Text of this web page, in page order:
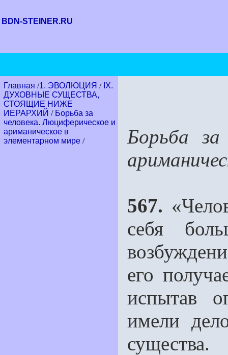
BDN-STEINER.RU
Главная /1. ЭВОЛЮЦИЯ / IX.
ДУХОВНЫЕ СУЩЕСТВА,
СТОЯЩИЕ НИЖЕ
ИЕРАРХИЙ / Борьба за
человека. Люциферическое и
ариманическое в
элементарном мире /
Борьба за
567.
себя
его
испытав
имели